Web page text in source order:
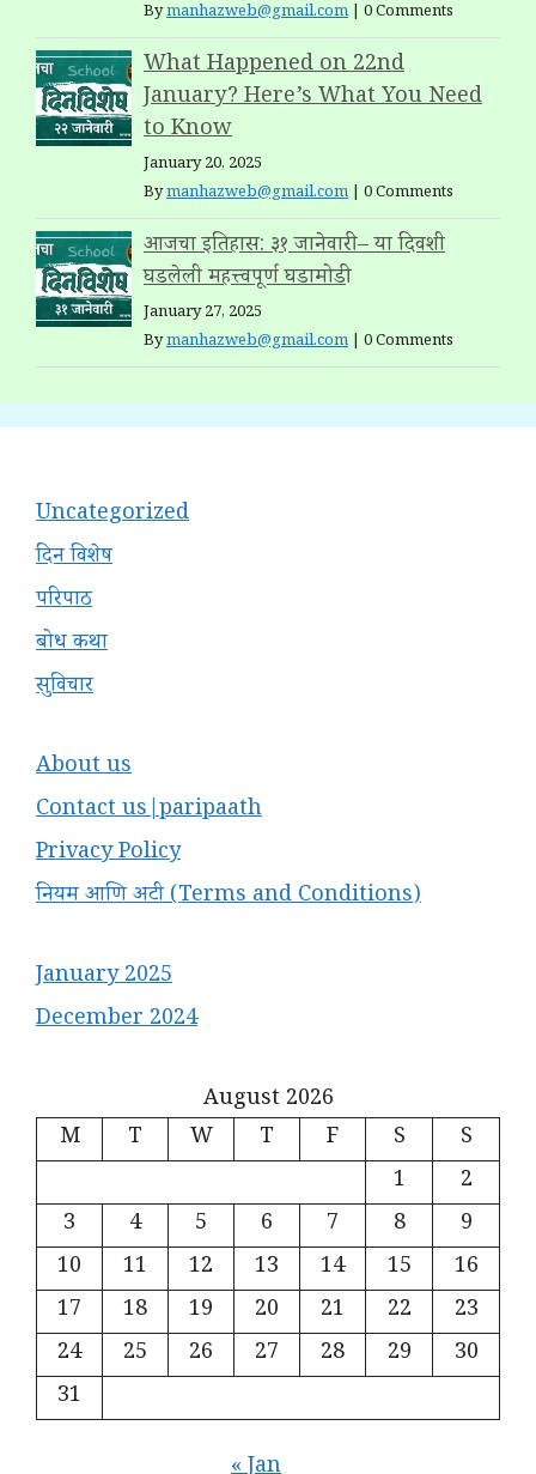
Bymanhazweb@gmail.com | 0 Comments
What Happened on 22nd
January? Here’s What You Need
to Know
January 20, 2025
Bymanhazweb@gmail.com | 0 Comments
आजचा इतिहास: ३१ जानेवारी – या दिवशी
घडलेली महत्त्वपूर्ण घडामोडी
January 27, 2025
Bymanhazweb@gmail.com | 0 Comments
Uncategorized
दिन विशेष
परिपाठ
बोध कथा
सुविचार
About us
Contact us|paripaath
Privacy Policy
नियम आणि अटी (Terms and Conditions)
January 2025
December 2024
August 2026
M
T W T F S
S
1
2
3
4 5 6 7 8
9
10
11 12 13 14 15
16
17
18 19 20 21 22
23
24
25 26 27 28 29
30
31